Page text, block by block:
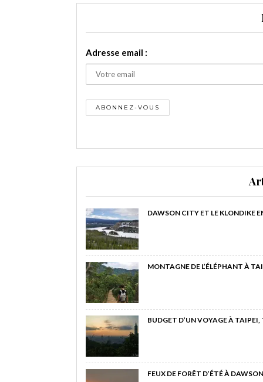
Adresse email :
DAWSON CITY ET LE KLONDIKE
MONTAGNE DE L’ÉLÉPHANT À
BUDGET D’UN VOYAGE À
FEUX DE FORÊT D’ÉTÉ À